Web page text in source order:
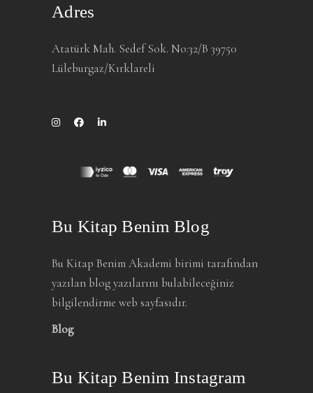
Adres
Atatürk Mah. Sedef Sok. No:32/B 39750
Lüleburgaz/Kırklareli
Bu Kitap Benim Blog
Bu Kitap Benim Akademi birimi tarafından
yazılan blog yazılarını bulabileceğiniz
bilgilendirme web sayfasıdır.
Blog
Bu Kitap Benim Instagram